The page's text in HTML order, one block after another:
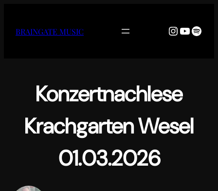
springen
BRAINGATE MUSIC
Konzertnachlese
Krachgarten Wesel
01.03.2026